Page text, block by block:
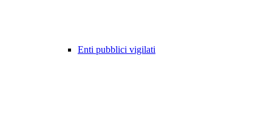
Enti pubblici vigilati